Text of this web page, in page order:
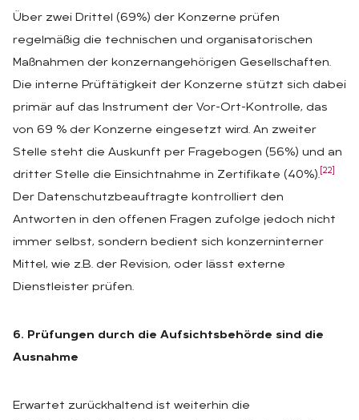
Über zwei Drittel (69%) der Konzerne prüfen
regelmäßig die technischen und organisatorischen
Maßnahmen der konzernangehörigen Gesellschaften.
Die interne Prüftätigkeit der Konzerne stützt sich dabei
primär auf das Instrument der Vor-Ort-Kontrolle, das
von 69 % der Konzerne eingesetzt wird. An zweiter
Stelle steht die Auskunft per Fragebogen (56%) und an
dritter Stelle die Einsichtnahme in Zertifikate (40%). [22]
Der Datenschutzbeauftragte kontrolliert den
Antworten in den offenen Fragen zufolge jedoch nicht
immer selbst, sondern bedient sich konzerninterner
Mittel, wie z.B. der Revision, oder lässt externe
Dienstleister prüfen.
6. Prüfungen durch die Aufsichtsbehörde sind die
Ausnahme
Erwartet zurückhaltend ist weiterhin die